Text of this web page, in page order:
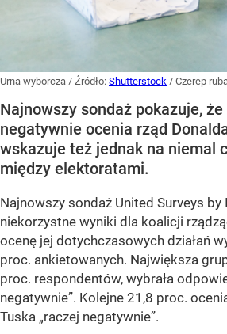
Urna wyborcza / Źródło: Shutterstock / Czerep
Najnowszy sondaż pokazuje,
negatywnie ocenia rząd
wskazuje też jednak na niemal
między elektoratami.
Najnowszy sondaż United Surveys by
niekorzystne wyniki dla koalicji
ocenę jej dotychczasowych działań
proc. ankietowanych. Największa
proc. respondentów, wybrała
negatywnie”. Kolejne 21,8 proc.
Tuska „raczej negatywnie”.